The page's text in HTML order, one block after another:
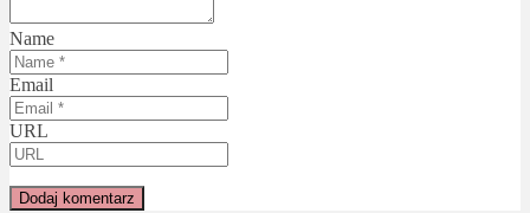
Name
Email
URL